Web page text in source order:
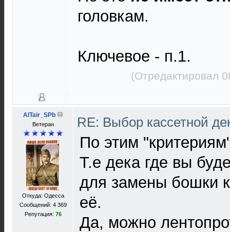
головкам.
Ключевое - п.1.
(Отредактировал
AlTair_SPb
Ветеран
Откуда: Одесса
Сообщений: 4 369
Репутация: 76
RE: Выбор кассетной
По этим
Т.е дека где вы
для замены бошки
её.
Да, можно